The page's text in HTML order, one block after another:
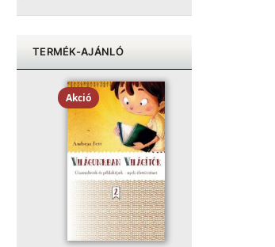
TERMÉK-AJÁNLÓ
Akció